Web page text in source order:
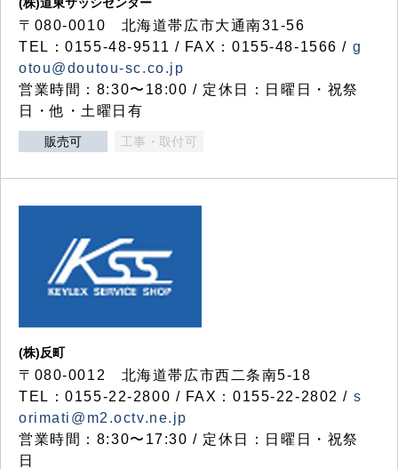
〒080-0010 北海道帯広市大通南31-56
TEL：0155-48-9511 / FAX：0155-48-1566 / g
otou@doutou-sc.co.jp
営業時間：8:30〜18:00 / 定休日：日曜日・祝祭
日・他・土曜日有
販売可 工事・取付可
(株)反町
〒080-0012 北海道帯広市西二条南5-18
TEL：0155-22-2800 / FAX：0155-22-2802 / s
orimati@m2.octv.ne.jp
営業時間：8:30〜17:30 / 定休日：日曜日・祝祭
日